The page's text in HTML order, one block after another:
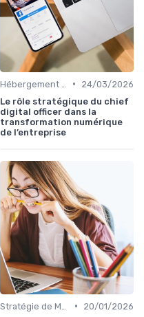
•
24/03/2026
Le rôle stratégique du chief
digital officer dans la
transformation numérique
de l’entreprise
•
20/01/2026